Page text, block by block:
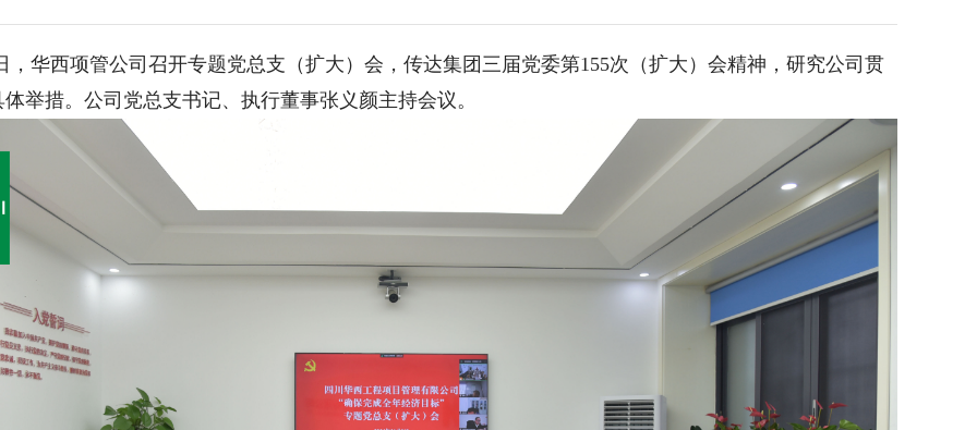
，华西项管公司召开专题党总支（扩大）会，传达集团三届党委第155次（扩大）会精神，研究公司贯
举措。公司党总支书记、执行董事张义颜主持会议。